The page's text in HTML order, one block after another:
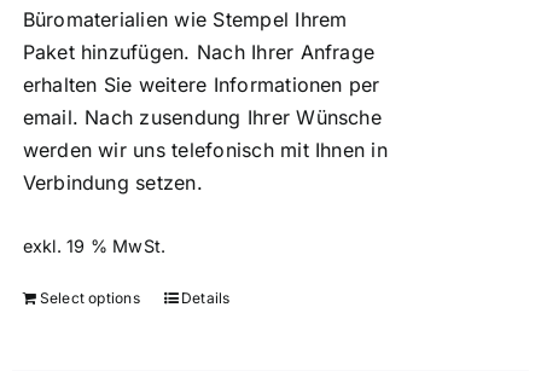
Büromaterialien wie Stempel Ihrem
Paket hinzufügen. Nach Ihrer Anfrage
erhalten Sie weitere Informationen per
email. Nach zusendung Ihrer Wünsche
werden wir uns telefonisch mit Ihnen in
Verbindung setzen.
exkl. 19 % MwSt.
Select options Details